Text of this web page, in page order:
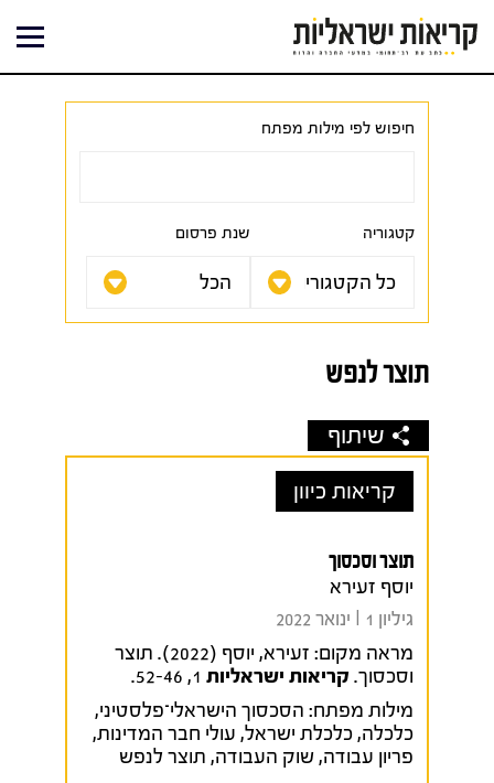
לתוכן
חיפוש לפי מילות מפתח
קטגוריה שנת פרסום
תוצר לנפש
שיתוף
קריאות כיוון
תוצר וסכסוך
יוסף זעירא
גיליון 1 I ינואר 2022
מראה מקום:
זעירא, יוסף (2022). תוצר
וסכסוך.קריאות ישראליות
מילות מפתח: הסכסוך הישראלי־פלסטיני,
כלכלה,כלכלת ישראל, עולי חבר המדינות,
פריון עבודה,שוק העבודה, תוצר לנפש